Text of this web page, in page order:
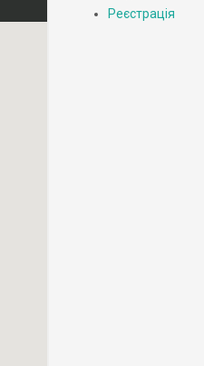
Реєстрація